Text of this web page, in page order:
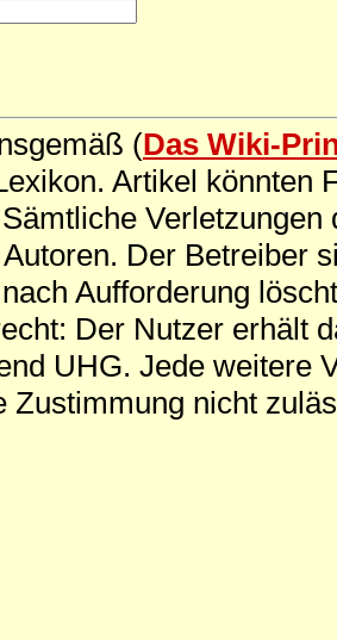
(Das Wiki-
Artikel könnten
Der Betreiber
Aufforderung
Der Nutzer erhält
UHG. Jede weitere
Zustimmung nicht